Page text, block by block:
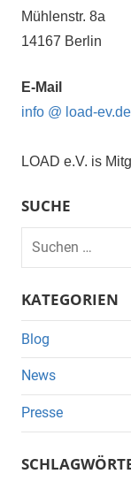
Mühlenstr. 8a
14167 Berlin
E-Mail
info @ load-ev.de
LOAD e.V. is
SUCHE
Suchen
KATEGORIEN
Blog
News
Presse